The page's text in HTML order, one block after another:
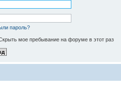
пароль?
мое пребывание на форуме в этот раз